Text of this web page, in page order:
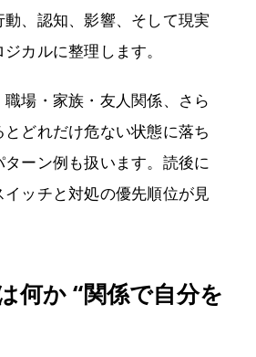
動、認知、影響、そして現実
カルに整理します。
場・家族・友人関係、さら
どれだけ危ない状態に落ち
ーン例も扱います。読後に
ッチと対処の優先順位が見
何か “関係で自分を